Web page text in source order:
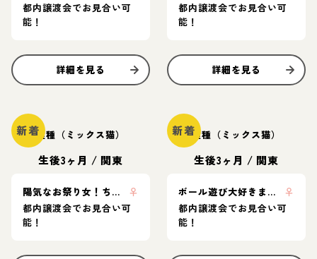
都内譲渡会でお見合い可
能！
詳細を見る
都内譲渡会でお見合い可
能！
詳細を見る
新着雑種（ミックス猫）
生後3ヶ月 / 関東
陽気なお祭り女！ちよひめちゃん🍑
♀
都内譲渡会でお見合い可
能！
新着雑種（ミックス猫）
生後3ヶ月 / 関東
ボール遊び大好きまなみちゃん🍑
♀
都内譲渡会でお見合い可
能！